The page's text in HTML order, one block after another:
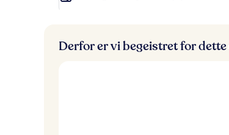
Derfor er vi begeistret for